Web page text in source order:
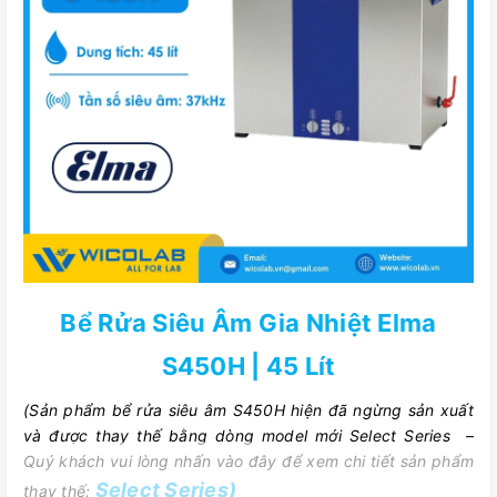
Bể Rửa Siêu Âm Gia Nhiệt Elma
S450H | 45 Lít
(Sản phẩm bể rửa siêu âm S450H hiện đã ngừng sản xuất
và được thay thế bằng dòng model mới Select Series –
Quý khách vui lòng nhấn vào đây để xem chi tiết sản phẩm
thay thế: SelectSeries)